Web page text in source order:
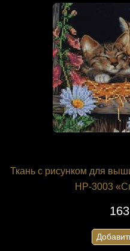
Ткань с рисунком для
НР-3003